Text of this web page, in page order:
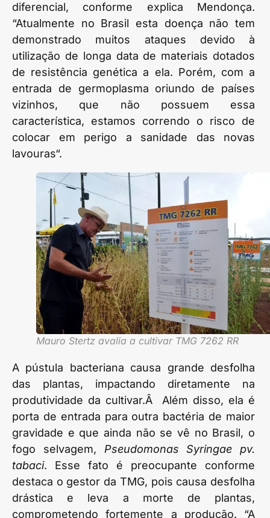
diferencial, conforme explica Mendonça.
“Atualmente no Brasil esta doença não tem
demonstrado muitos ataques devido à
utilização de longa data de materiais dotados
de resistência genética a ela. Porém, com a
entrada de germoplasma oriundo de países
vizinhos, que não possuem essa
característica, estamos correndo o risco de
colocar em perigo a sanidade das novas
lavouras“.
Mauro Stertz avalia a cultivar TMG 7262 RR
A pústula bacteriana causa grande desfolha
das plantas, impactando diretamente na
produtividade da cultivar.Â Além disso, ela é
porta de entrada para outra bactéria de maior
gravidade e que ainda não se vê no Brasil, o
fogo selvagem, Pseudomonas Syringae pv.
tabaci. Esse fato é preocupante conforme
destaca o gestor da TMG, pois causa desfolha
drástica e leva a morte de plantas,
comprometendo fortemente a produção. “A